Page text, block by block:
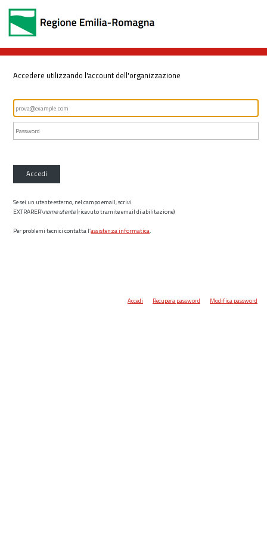
Accedere utilizzando l'account dell'organizzazione
Accedi
Se sei un utente esterno, nel campo email, scrivi
EXTRARER\nome utente(ricevuto tramite email di abilitazione)
Per problemi tecnici contatta l’assistenza informatica.
Accedi Recupera password Modifica password